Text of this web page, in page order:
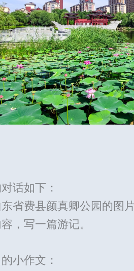
话如下：
省费县颜真卿公园的图
，写一篇游记。
小作文：